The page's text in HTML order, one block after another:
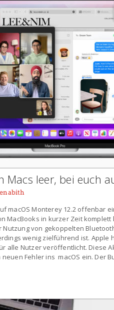
Macs leer, bei euch
macOS Monterey 12.2 offenbar
MacBooks in kurzer Zeit
von gekoppelten
wenig zielführend ist. Apple
alle Nutzer veröffentlicht. Diese
Fehler ins macOS ein. Der